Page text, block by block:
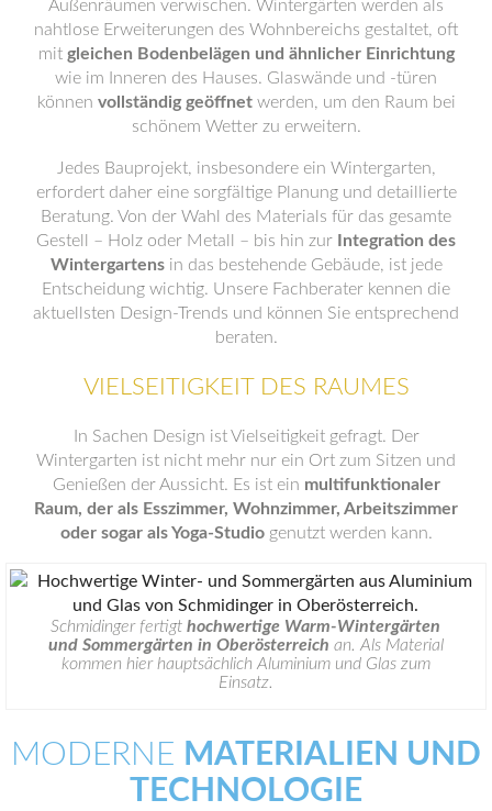
Außenräumen verwischen. Wintergärten werden als
nahtlose Erweiterungen des Wohnbereichs gestaltet, oft
mit gleichen Bodenbelägen und ähnlicher Einrichtung
wie im Inneren des Hauses. Glaswände und -türen
können vollständig geöffnetwerden, um den Raum bei
schönem Wetter zu erweitern.
Jedes Bauprojekt, insbesondere ein Wintergarten,
erfordert daher eine sorgfältige Planung und detaillierte
Beratung. Von der Wahl des Materials für das gesamte
Gestell – Holz oder Metall – bis hin zur
Integration des
Wintergartensin das bestehende Gebäude, ist jede
Entscheidung wichtig. Unsere Fachberater kennen die
aktuellsten Design-Trends und können Sie entsprechend
beraten.
VIELSEITIGKEIT DES RAUMES
In Sachen Design ist Vielseitigkeit gefragt. Der
Wintergarten ist nicht mehr nur ein Ort zum Sitzen und
Genießen der Aussicht. Es ist ein multifunktionaler
Raum, der als Esszimmer, Wohnzimmer, Arbeitszimmer
oder sogar als Yoga-Studiogenutzt werden kann.
Schmidinger fertigthochwertige Warm-Wintergärten
und Sommergärten in Oberösterreich an. Als Material
kommen hier hauptsächlich Aluminium und Glas zum
Einsatz.
MODERNE MATERIALIEN UND
TECHNOLOGIE